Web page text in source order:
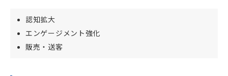
認知拡大
エンゲージメント強化
販売・送客